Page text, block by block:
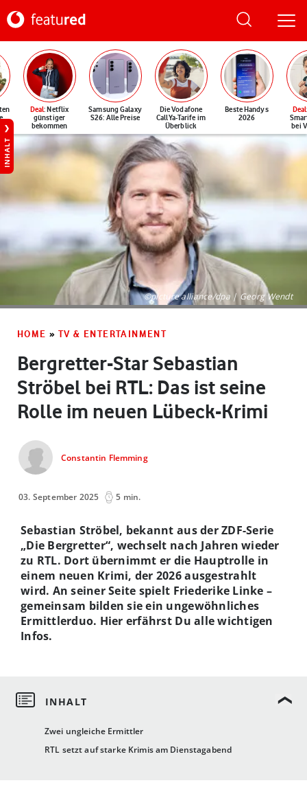
Deal: Netflix
günstiger
bekommen
Samsung Galaxy
S26: Alle Preise
Die Vodafone
CallYa-Tarife im
Überblick
Beste Handys
2026
Deal
bei
INHALT
©picture alliance/dpa | Georg Wendt
HOME » TV & ENTERTAINMENT
Bergretter-Star Sebastian
Ströbel bei RTL: Das ist seine
Rolle im neuen Lübeck-Krimi
Constantin Flemming
03. September 2025 5 min.
Zwei ungleiche Ermittler
RTL setzt auf starke Krimis am Dienstagabend
Sebastian Ströbel, bekannt aus der ZDF-Serie
„Die Bergretter“, wechselt nach Jahren wieder
zu RTL. Dort übernimmt er die Hauptrolle in
einem neuen Krimi, der 2026 ausgestrahlt
wird. An seiner Seite spielt Friederike Linke –
gemeinsam bilden sie ein ungewöhnliches
Ermittlerduo. Hier erfährst Du alle wichtigen
Infos.